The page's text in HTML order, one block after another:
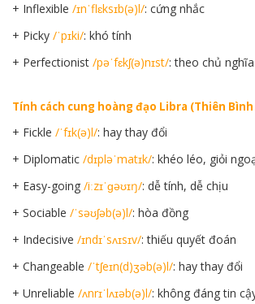
+ Inflexible /ɪnˈflɛksɪb(ə)l/: cứng nhắc
+ Picky /ˈpɪki/: khó tính
+ Perfectionist /pəˈfɛkʃ(ə)nɪst/: theo chủ
Tính cách cung hoàng đạo Libra (Thiên
+ Fickle /ˈfɪk(ə)l/: hay thay đổi
+ Diplomatic /dɪpləˈmatɪk/: khéo léo, giỏi
+ Easy-going /iːzɪˈɡəʊɪŋ/: dễ tính, dễ chịu
+ Sociable /ˈsəʊʃəb(ə)l/: hòa đồng
+ Indecisive /ɪndɪˈsʌɪsɪv/: thiếu quyết đoán
+ Changeable /ˈtʃeɪn(d)ʒəb(ə)l/: hay thay đổi
+ Unreliable /ʌnrɪˈlʌɪəb(ə)l/: không đáng tin